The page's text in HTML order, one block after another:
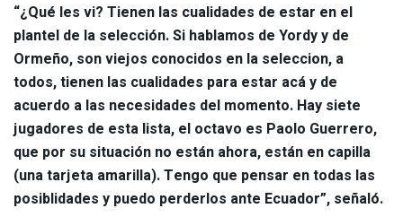
“¿Qué les vi? Tienen las cualidades de estar en el
plantel de la selección. Si hablamos de Yordy y de
Ormeño, son viejos conocidos en la seleccion, a
todos, tienen las cualidades para estar acá y de
acuerdo a las necesidades del momento. Hay siete
jugadores de esta lista, el octavo es Paolo Guerrero,
que por su situación no están ahora, están en capilla
(una tarjeta amarilla). Tengo que pensar en todas las
posiblidades y puedo perderlos ante Ecuador”, señaló.